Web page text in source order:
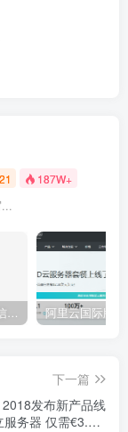
21 187W+
国内外免费接收短信验证码平台网站
下一篇
发布新产品线
务器 仅需€3.99/